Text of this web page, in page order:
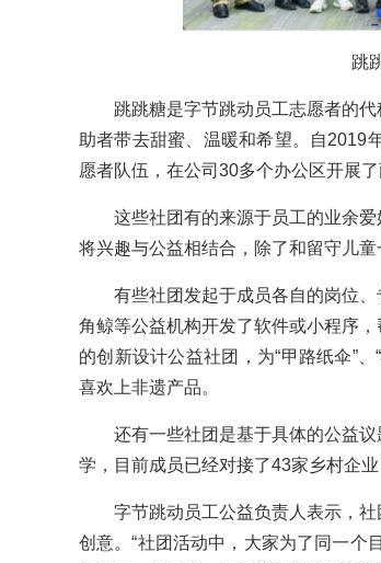
跳
跳跳糖是字节跳动员工志愿者的代
助者带去甜蜜、温暖和希望。自2019
愿者队伍，在公司30多个办公区开展
这些社团有的来源于员工的业余爱
将兴趣与公益相结合，除了和留守儿
有些社团发起于成员各自的岗位、
角鲸等公益机构开发了软件或小程序
的创新设计公益社团，为“甲路纸伞”
喜欢上非遗产品。
还有一些社团是基于具体的公益议
学，目前成员已经对接了43家乡村企
字节跳动员工公益负责人表示，社
创意。“社团活动中，大家为了同一个